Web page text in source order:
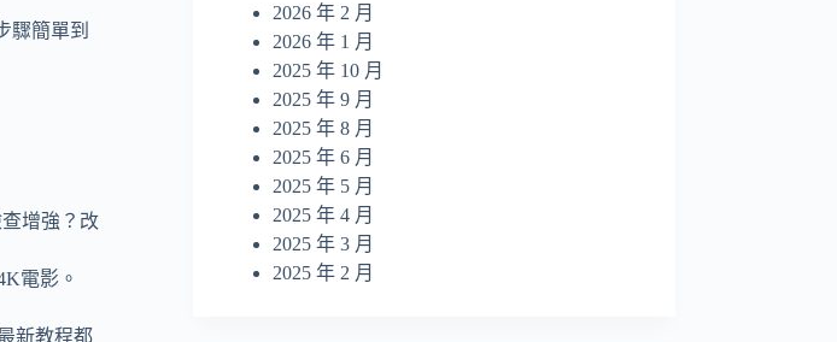
驟簡單到
增強？改
電影。
新教程都
2026 年 2 月
2026 年 1 月
2025 年 10 月
2025 年 9 月
2025 年 8 月
2025 年 6 月
2025 年 5 月
2025 年 4 月
2025 年 3 月
2025 年 2 月